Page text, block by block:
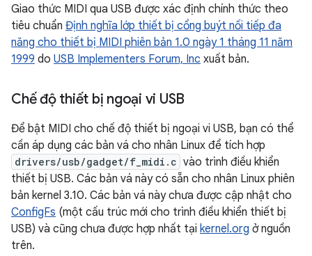
Giao thức MIDI qua USB được xác định chính thức theo
tiêu chuẩn Định nghĩa lớp thiết bị cổng buýt nối tiếp đa
năng cho thiết bị MIDI phiên bản 1.0 ngày 1 tháng 11 năm
1999 do USB Implementers Forum, Inc xuất bản.
Chế độ thiết bị ngoại vi USB
Để bật MIDI cho chế độ thiết bị ngoại vi USB, bạn có thể
cần áp dụng các bản vá cho nhân Linux để tích hợp
drivers/usb/gadget/f_midi.c vào trình điều khiển
thiết bị USB. Các bản vá này có sẵn cho nhân Linux phiên
bản kernel 3.10. Các bản vá này chưa được cập nhật cho
ConfigFs (một cấu trúc mới cho trình điều khiển thiết bị
USB) và cũng chưa được hợp nhất tại kernel.org ở nguồn
trên.